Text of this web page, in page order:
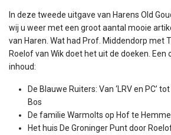
In deze tweede uitgave van Harens Old
wij u weer met een groot aantal mooie
van Haren. Wat had Prof. Middendorp met
Roelof van Wik doet het uit de doeken. Een
inhoud:
De Blauwe Ruiters: Van ‘LRV en PC’
Bos
De familie Warmolts op Hof te
Het huis De Groninger Punt door